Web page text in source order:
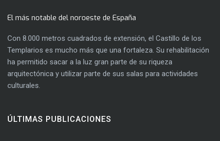
El más notable del noroeste de España
Con 8.000 metros cuadrados de extensión, el Castillo de los
Templarios es mucho más que una fortaleza. Su rehabilitación
ha permitido sacar a la luz gran parte de su riqueza
arquitectónica y utilizar parte de sus salas para actividades
culturales.
ÚLTIMAS PUBLICACIONES